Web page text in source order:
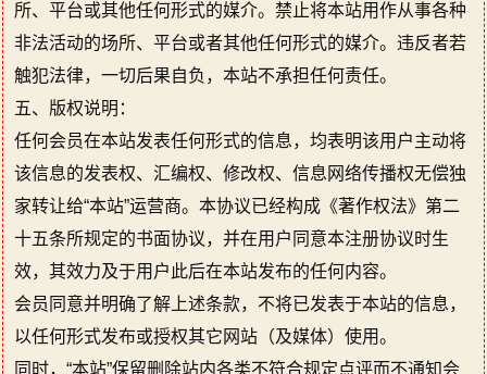
所、平台或其他任何形式的媒介。禁止将本站用作从事各种
非法活动的场所、平台或者其他任何形式的媒介。违反者若
触犯法律，一切后果自负，本站不承担任何责任。
五、版权说明：
任何会员在本站发表任何形式的信息，均表明该用户主动将
该信息的发表权、汇编权、修改权、信息网络传播权无偿独
家转让给“本站”运营商。本协议已经构成《著作权法》第二
十五条所规定的书面协议，并在用户同意本注册协议时生
效，其效力及于用户此后在本站发布的任何内容。
会员同意并明确了解上述条款，不将已发表于本站的信息，
以任何形式发布或授权其它网站（及媒体）使用。
同时，“本站”保留删除站内各类不符合规定点评而不通知会